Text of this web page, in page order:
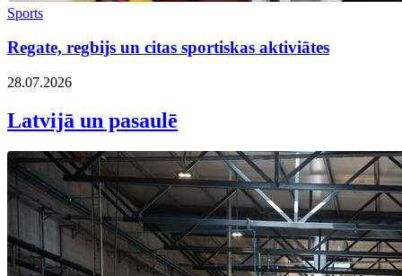
Sports
Regate, regbijs un citas sportiskas aktiviātes
28.07.2026
Latvijā un pasaulē